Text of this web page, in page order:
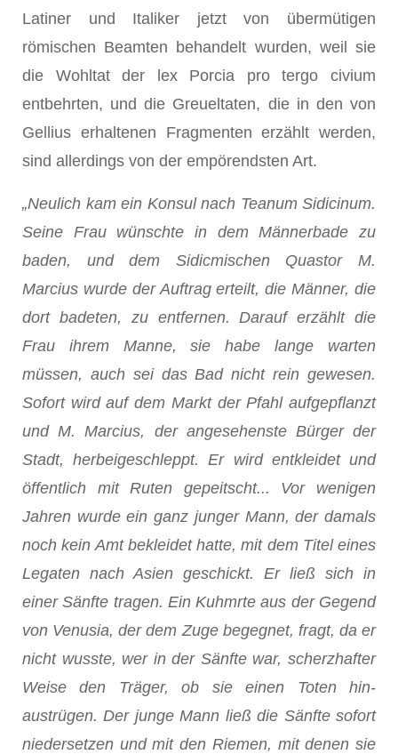
Latiner und Italiker jetzt von übermütigen
römischen Beamten behandelt wurden, weil sie
die Wohltat der lex Porcia pro tergo civium
entbehrten, und die Greueltaten, die in den von
Gellius erhaltenen Fragmen­ten erzählt werden,
sind allerdings von der empörendsten Art.
„Neulich kam ein Konsul nach Teanum Sidicinum.
Seine Frau wünschte in dem Männerbade zu
baden, und dem Sidicmischen Quastor M.
Marcius wurde der Auftrag erteilt, die Män­ner, die
dort badeten, zu entfernen. Darauf erzählt die
Frau ihrem Manne, sie habe lange warten
müssen, auch sei das Bad nicht rein gewesen.
Sofort wird auf dem Markt der Pfahl aufgepflanzt
und M. Marcius, der angesehenste Bürger der
Stadt, herbei­geschleppt. Er wird entkleidet und
öffentlich mit Ruten gepeitscht... Vor wenigen
Jahren wurde ein ganz junger Mann, der damals
noch kein Amt bekleidet hatte, mit dem Titel eines
Legaten nach Asien geschickt. Er ließ sich in
einer Sänfte tragen. Ein Kuhmrte aus der Gegend
von Venusia, der dem Zuge begegnet, fragt, da er
nicht wusste, wer in der Sänfte war, scherzhafter
Weise den Träger, ob sie einen Toten hin­
austrügen. Der junge Mann ließ die Sänfte sofort
niedersetzen und mit den Riemen, mit denen sie